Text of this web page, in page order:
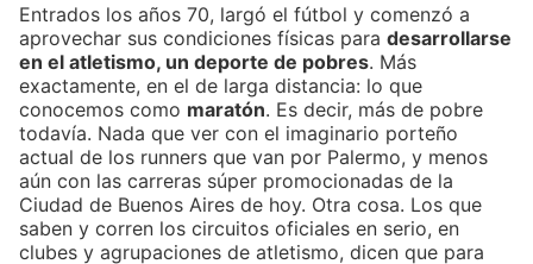
Entrados los años 70, largó el fútbol y comenzó a
aprovechar sus condiciones físicas para desarrollarse
en el atletismo, un deporte de pobres. Más
exactamente, en el de larga distancia: lo que
conocemos como maratón. Es decir, más de pobre
todavía. Nada que ver con el imaginario porteño
actual de los runners que van por Palermo, y menos
aún con las carreras súper promocionadas de la
Ciudad de Buenos Aires de hoy. Otra cosa. Los que
saben y corren los circuitos oficiales en serio, en
clubes y agrupaciones de atletismo, dicen que para